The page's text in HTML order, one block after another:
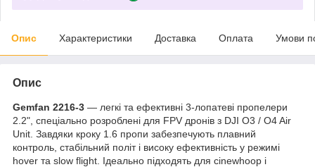
Опис Характеристики Доставка Оплата Умови
Опис
Gemfan 2216-3 — легкі та ефективні 3-лопатеві пропелери
2.2", спеціально розроблені для FPV дронів з DJI O3 / O4 Air
Unit. Завдяки кроку 1.6 пропи забезпечують плавний
контроль, стабільний політ і високу ефективність у режимі
hover та slow flight. Ідеально підходять для cinewhoop і